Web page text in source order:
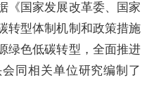
《国家发展改革委、国家
转型体制机制和政策措施
绿色低碳转型，全面推进
同相关单位研究编制了